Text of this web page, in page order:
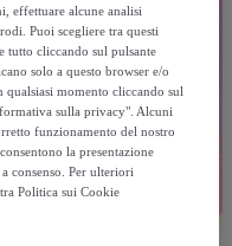
effettuare alcune analisi
Puoi scegliere tra questi
tutto cliccando sul pulsante
solo a questo browser e/o
momento cliccando sul
sulla privacy". Alcuni
funzionamento del nostro
la presentazione
consenso. Per ulteriori
Politica sui Cookie